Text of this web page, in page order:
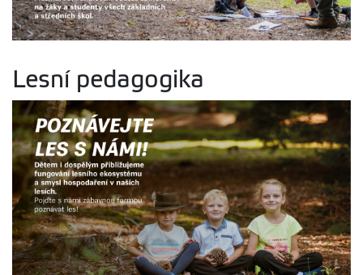
Lesní pedagogika